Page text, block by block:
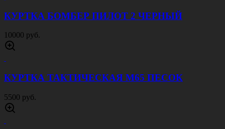
КУРТКА БОМБЕР ПИЛОТ 2 ЧЕРНЫЙ
10000 руб.
КУРТКА ТАКТИЧЕСКАЯ M65 ПЕСОК
5500 руб.